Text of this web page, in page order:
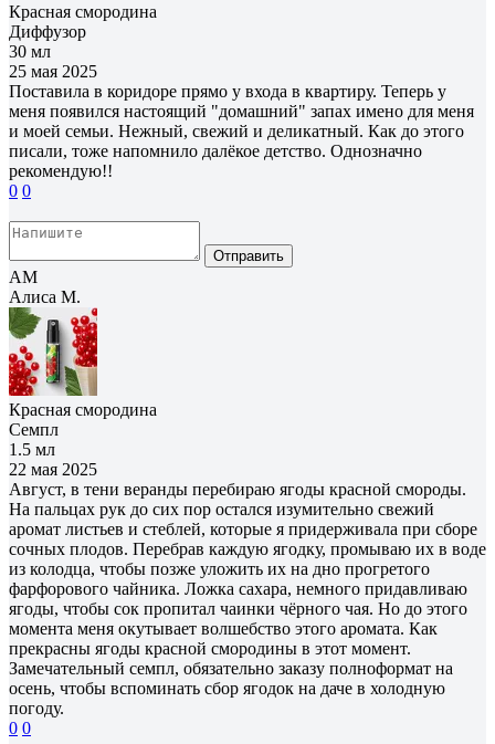
Красная смородина
Диффузор
30 мл
25 мая 2025
Поставила в коридоре прямо у входа в квартиру. Теперь у
меня появился настоящий "домашний" запах имено для меня
и моей семьи. Нежный, свежий и деликатный. Как до этого
писали, тоже напомнило далёкое детство. Однозначно
рекомендую!!
0 0
Отправить
АМ
Алиса М.
Красная смородина
Семпл
1.5 мл
22 мая 2025
Август, в тени веранды перебираю ягоды красной смороды.
На пальцах рук до сих пор остался изумительно свежий
аромат листьев и стеблей, которые я придерживала при сборе
сочных плодов. Перебрав каждую ягодку, промываю их в воде
из колодца, чтобы позже уложить их на дно прогретого
фарфорового чайника. Ложка сахара, немного придавливаю
ягоды, чтобы сок пропитал чаинки чёрного чая. Но до этого
момента меня окутывает волшебство этого аромата. Как
прекрасны ягоды красной смородины в этот момент.
Замечательный семпл, обязательно заказу полноформат на
осень, чтобы вспоминать сбор ягодок на даче в холодную
погоду.
0 0